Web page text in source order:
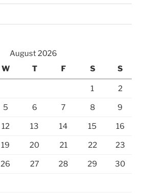
August 2026
W T F S S
1 2
5 6 7 8 9
12 13 14 15 16
19 20 21 22 23
26 27 28 29 30